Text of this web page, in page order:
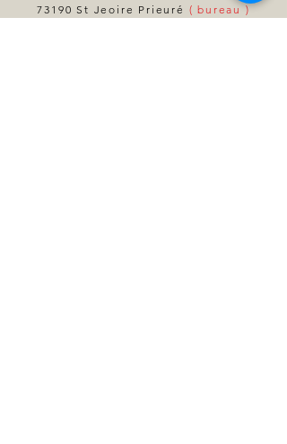
73190 St Jeoire Prieuré ( bureau )